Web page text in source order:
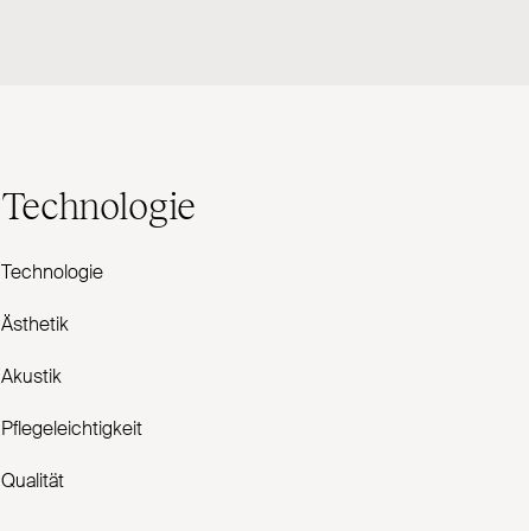
Technologie
Technologie
Ästhetik
Akustik
Pflegeleichtigkeit
Qualität